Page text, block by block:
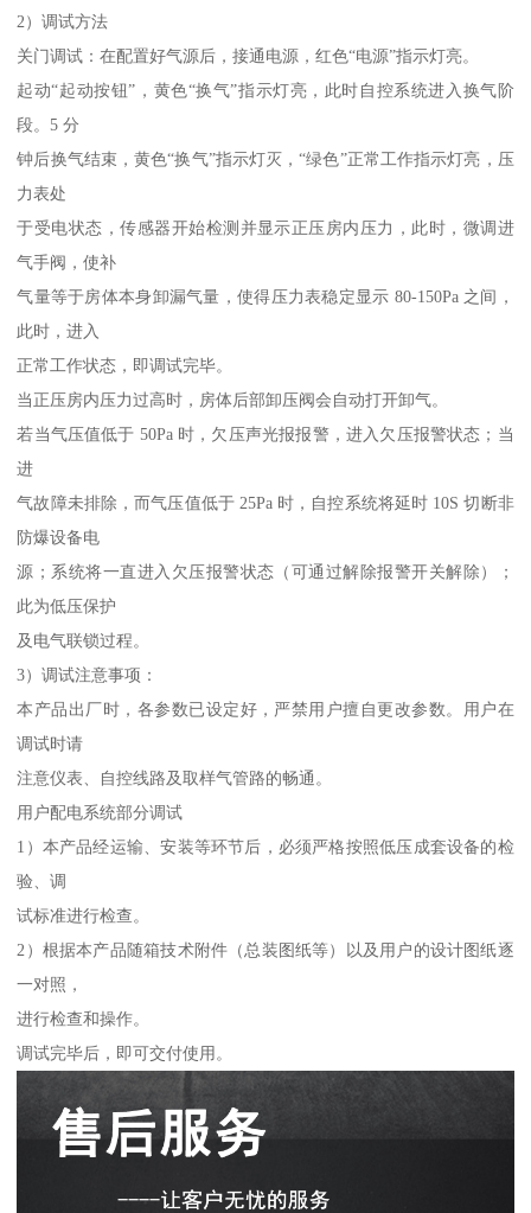
2）调试方法
关门调试：在配置好气源后，接通电源，红色“电源”指示灯亮。
起动“起动按钮”，黄色“换气”指示灯亮，此时自控系统进入换气阶
段。5 分
钟后换气结束，黄色“换气”指示灯灭，“绿色”正常工作指示灯亮，压
力表处
于受电状态，传感器开始检测并显示正压房内压力，此时，微调进
气手阀，使补
气量等于房体本身卸漏气量，使得压力表稳定显示 80-150Pa 之间，
此时，进入
正常工作状态，即调试完毕。
当正压房内压力过高时，房体后部卸压阀会自动打开卸气。
若当气压值低于 50Pa 时，欠压声光报报警，进入欠压报警状态；当
进
气故障未排除，而气压值低于 25Pa 时，自控系统将延时 10S 切断非
防爆设备电
源；系统将一直进入欠压报警状态（可通过解除报警开关解除）；
此为低压保护
及电气联锁过程。
3）调试注意事项：
本产品出厂时，各参数已设定好，严禁用户擅自更改参数。用户在
调试时请
注意仪表、自控线路及取样气管路的畅通。
用户配电系统部分调试
1）本产品经运输、安装等环节后，必须严格按照低压成套设备的检
验、调
试标准进行检查。
2）根据本产品随箱技术附件（总装图纸等）以及用户的设计图纸逐
一对照，
进行检查和操作。
调试完毕后，即可交付使用。